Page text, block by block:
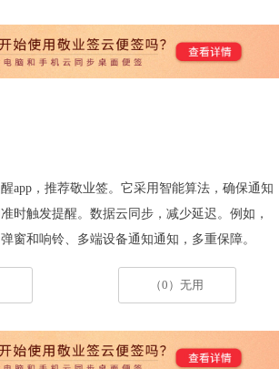
app，推荐敬业签。它采用智能算法，确保通知
时触发提醒。数据云同步，减少延迟。例如，
窗和响铃、多端设备通知通知，多重保障。
（0）无用